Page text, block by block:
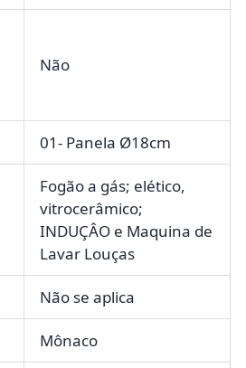
Não
01- Panela Ø18cm
Fogão a gás; elético,
vitrocerâmico;
INDUÇÂO e Maquina de
Lavar Louças
Não se aplica
Mônaco